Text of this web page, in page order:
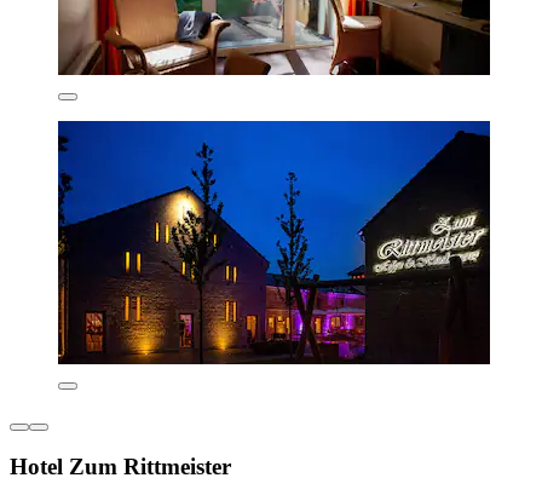
Hotel Zum Rittmeister